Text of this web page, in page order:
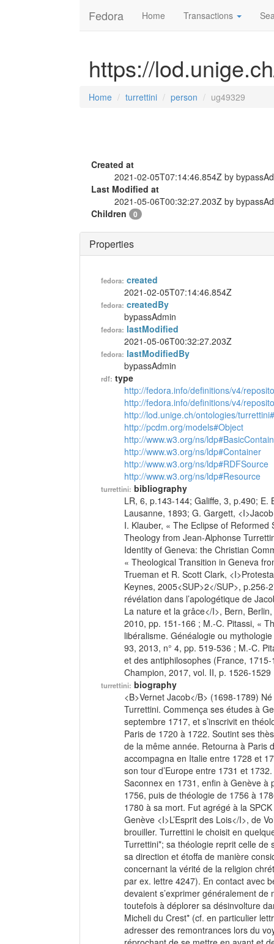
Fedora Home Transactions
https://
Home turrettini person ug49329
Created at
2021-02-05T07:14:46.854Z by
Last Modified at
2021-05-06T00:32:27.203Z by
Children
0
Properties
fedora: created
2021-02-05T07:14:46.854Z
fedora: createdBy
bypassAdmin
fedora: lastModified
2021-05-06T00:32:27.203Z
fedora: lastModifiedBy
bypassAdmin
rdf: type
http://fedora.info/definitions/v4/
http://fedora.info/definitions/v4/
http://lod.unige.ch/ontologies/
http://pcdm.org/models#Object
http://www.w3.org/ns/
http://www.w3.org/ns/ldp#Container
http://www.w3.org/ns/ldp#RDFSource
http://www.w3.org/ns/ldp#Resource
turrettini: bibliography
LR, 6, p.143-144; Galiffe, 3, p.490; E.
Lausanne, 1893; G. Gargett,
I. Klauber, « The Eclipse of
Theology from Jean-Alphonse
Identity of Geneva: the Christian
« Theological Transition in Geneva
Trueman et R. Scott Clark,
Keynes, 2005<SUP>2</SUP>,
révélation dans l’apologétique de
La nature et la grâce</I>, Bern,
2010, pp. 151-166 ; M.-C. Pitassi, «
libéralisme. Généalogie ou
93, 2013, n° 4, pp. 519-536 ; M.-C.
et des antiphilosophes (France,
Champion, 2017, vol. II, p. 1526-1529
turrettini: biography
<B>Vernet Jacob</B> (1698-1789)
Turrettini. Commença ses études à
septembre 1717, et s’inscrivit en
Paris de 1720 à 1722. Soutint ses
de la même année. Retourna à Paris
accompagna en Italie entre 1728 et
son tour d’Europe entre 1731 et
Saconnex en 1731, enfin à Genève
1756, puis de théologie de 1756 à
1780 à sa mort. Fut agrégé à la
Genève <I>L’Esprit des Lois</I>, de
brouiller. Turrettini le choisit en
Turrettini*; sa théologie reprit celle
sa direction et étoffa de manière
concernant la vérité de la religion
par ex. lettre 4247). En contact avec
devaient s’exprimer généralement
toutefois à déplorer sa désinvolture
Micheli du Crest* (cf. en particulier
adresser des remontrances lors du